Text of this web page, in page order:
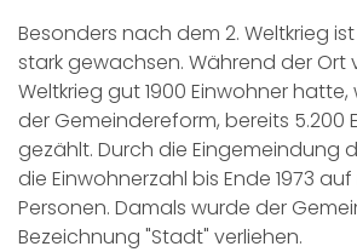
Besonders nach dem 2. Weltkrieg
stark gewachsen. Während der Ort
Weltkrieg gut 1900 Einwohner hatte,
der Gemeindereform, bereits 5.200
gezählt. Durch die Eingemeindung
die Einwohnerzahl bis Ende 1973 auf
Personen. Damals wurde der
Bezeichnung "Stadt" verliehen.